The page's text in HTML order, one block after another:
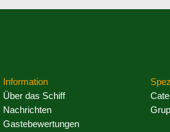
Information
Über das Schiff
Nachrichten
Gastebewertungen